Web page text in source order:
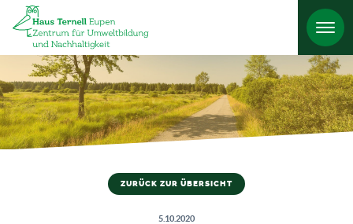
ZURÜCK ZUR ÜBERSICHT
5.10.2020